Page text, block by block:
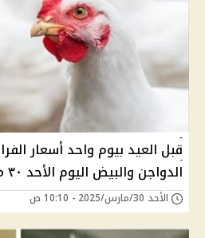
قبل العيد بيوم واحد أسعار
الدواجن والبيض اليوم الأحد ٣٠ مارس بالأسواق
الأحد 30/مارس/2025 - 10:10 ص